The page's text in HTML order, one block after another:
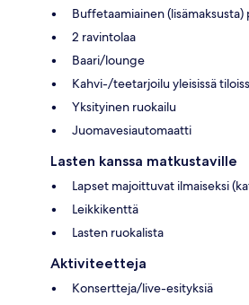
Buffetaamiainen
2 ravintolaa
Baari/lounge
Kahvi-/teetarjoilu yleisissä
Yksityinen ruokailu
Juomavesiautomaatti
Lasten kanssa matkustaville
Lapset majoittuvat ilmaiseksi
Leikkikenttä
Lasten ruokalista
Aktiviteetteja
Konsertteja/live-esityksiä